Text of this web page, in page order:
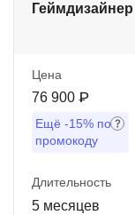
Геймдизайнер
Цена
76 900 ₽
Ещё -15% по
промокоду
Длительность
5 месяцев